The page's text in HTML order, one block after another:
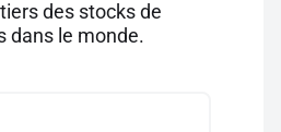
des stocks de
dans le monde.